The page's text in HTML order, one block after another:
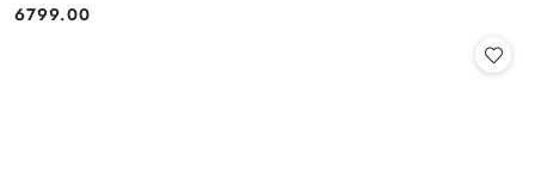
Cena:
6799.00